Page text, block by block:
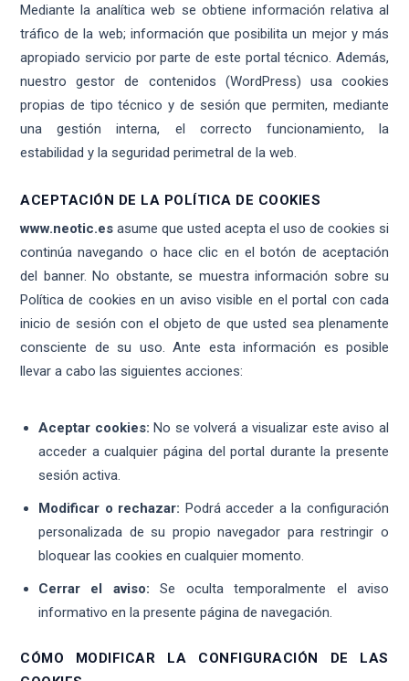
Mediante la analítica web se obtiene información relativa al
tráfico de la web; información que posibilita un mejor y más
apropiado servicio por parte de este portal técnico. Además,
nuestro gestor de contenidos (WordPress) usa cookies
propias de tipo técnico y de sesión que permiten, mediante
una gestión interna, el correcto funcionamiento, la
estabilidad y la seguridad perimetral de la web.
ACEPTACIÓN DE LA POLÍTICA DE COOKIES
www.neotic.es asume que usted acepta el uso de cookies si
continúa navegando o hace clic en el botón de aceptación
del banner. No obstante, se muestra información sobre su
Política de cookies en un aviso visible en el portal con cada
inicio de sesión con el objeto de que usted sea plenamente
consciente de su uso. Ante esta información es posible
llevar a cabo las siguientes acciones:
Aceptar cookies: No se volverá a visualizar este aviso al
acceder a cualquier página del portal durante la presente
sesión activa.
Modificar o rechazar: Podrá acceder a la configuración
personalizada de su propio navegador para restringir o
bloquear las cookies en cualquier momento.
Cerrar el aviso: Se oculta temporalmente el aviso
informativo en la presente página de navegación.
CÓMO MODIFICAR LA CONFIGURACIÓN DE LAS